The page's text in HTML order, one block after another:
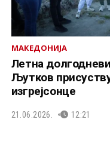
МАКЕДОНИЈА
Летна
Љутков
изгрејсонце
21.06.2026. 12:21